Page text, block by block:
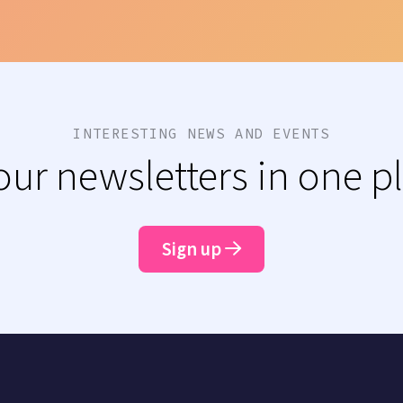
INTERESTING NEWS AND EVENTS
newsletters in one
Sign up